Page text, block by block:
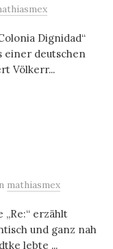
Dignidad“
einer deutschen
Völkerr...
mathiasmex
erzählt
und ganz nah
lebte ...